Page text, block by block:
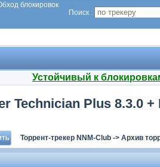
блокировок
Поиск :
Устойчивый к
Technician Plus 8.3.0
Торрент-трекер NNM-Club -> Архив